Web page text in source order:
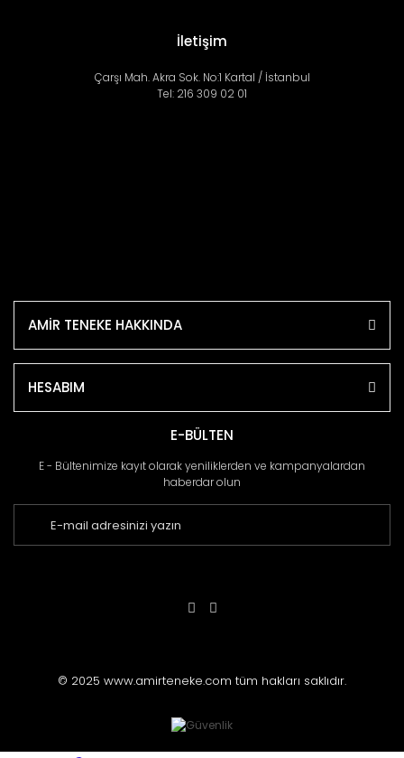
İletişim
Çarşı Mah. Akra Sok. No:1 Kartal / İstanbul
Tel: 216 309 02 01
AMİR TENEKE HAKKINDA
HESABIM
E-BÜLTEN
E - Bültenimize kayıt olarak yeniliklerden ve kampanyalardan
haberdar olun
© 2025 www.amirteneke.com tüm hakları saklıdır.